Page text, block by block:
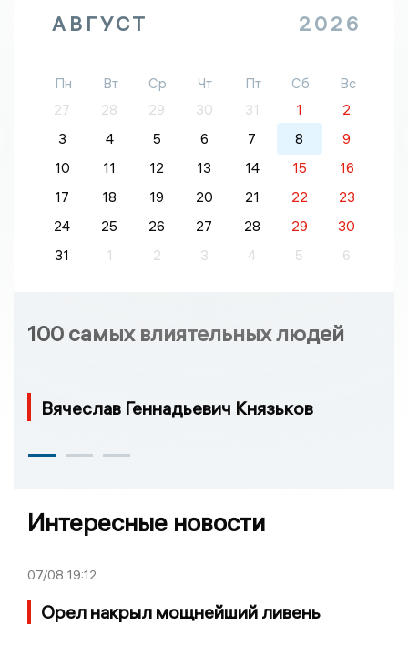
АВГУСТ 2026
Пн Вт Ср Чт Пт Сб
Вс
27
28 29 30 31 1
2
3
4 5 6 7 8
9
10
11 12 13 14 15
16
17
18 19 20 21 22
23
24
25 26 27 28 29
30
31
1 2 3 4 5 6
100 самых влиятельных людей
Вячеслав Геннадьевич Князьков
Интересные новости
07/08 19:12
Орел накрыл мощнейший ливень